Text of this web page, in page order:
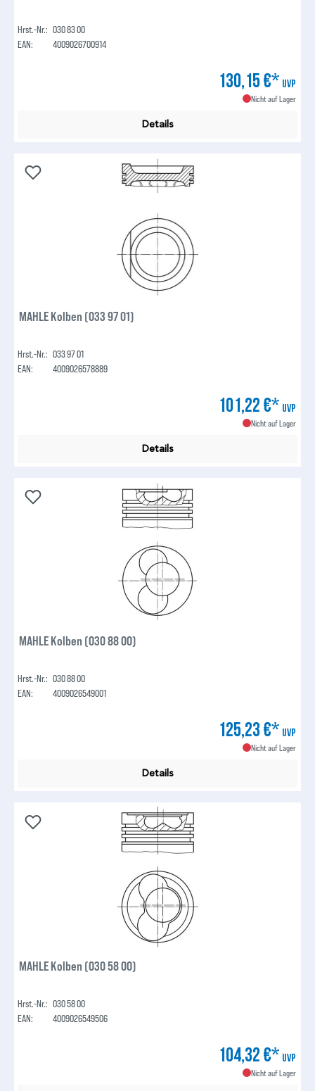
Hrst.-Nr.: 030 83 00
EAN:
4009026700914
130,15 €* UVP
Nicht auf Lager
Details
MAHLE Kolben (033 97 01)
Hrst.-Nr.: 033 97 01
EAN:
4009026578889
101,22 €* UVP
Nicht auf Lager
Details
MAHLE Kolben (030 88 00)
Hrst.-Nr.: 030 88 00
EAN:
4009026549001
125,23 €* UVP
Nicht auf Lager
Details
MAHLE Kolben (030 58 00)
Hrst.-Nr.: 030 58 00
EAN:
4009026549506
104,32 €* UVP
Nicht auf Lager